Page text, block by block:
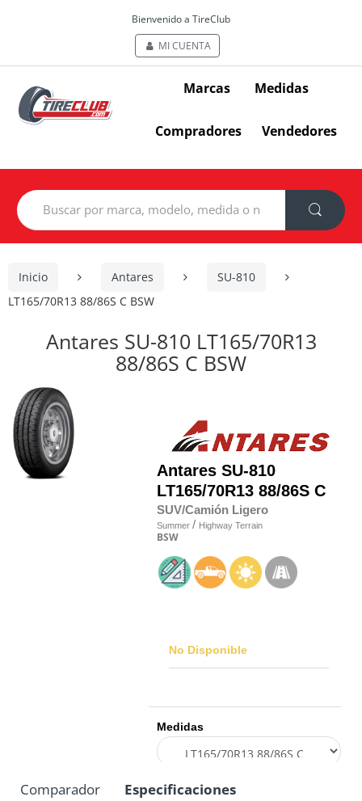
Bienvenido a TireClub
MI CUENTA
Marcas Medidas
Compradores Vendedores
Search
for:
Inicio Antares
SU-810
LT165/70R13 88/86S C BSW
Antares SU-810 LT165/70R13
88/86S C BSW
Antares SU-810
LT165/70R13 88/86S C
SUV/Camión Ligero
Summer / Highway Terrain
BSW
No Disponible
Medidas
Comparador Especificaciones